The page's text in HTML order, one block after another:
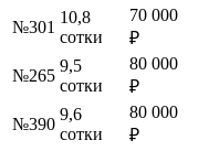
№301
10,8
сотки
70 000
₽
№265
9,5
сотки
80 000
₽
№390
9,6
сотки
80 000
₽